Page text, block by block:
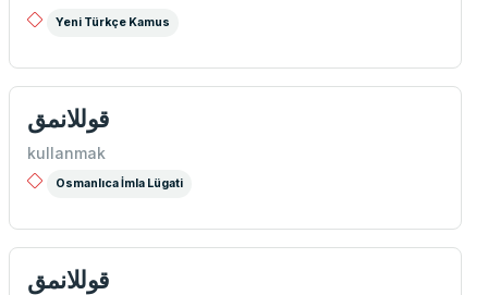
Yeni Türkçe Kamus
قوللانمق
kullanmak
Osmanlıca İmla Lügati
قوللانمق